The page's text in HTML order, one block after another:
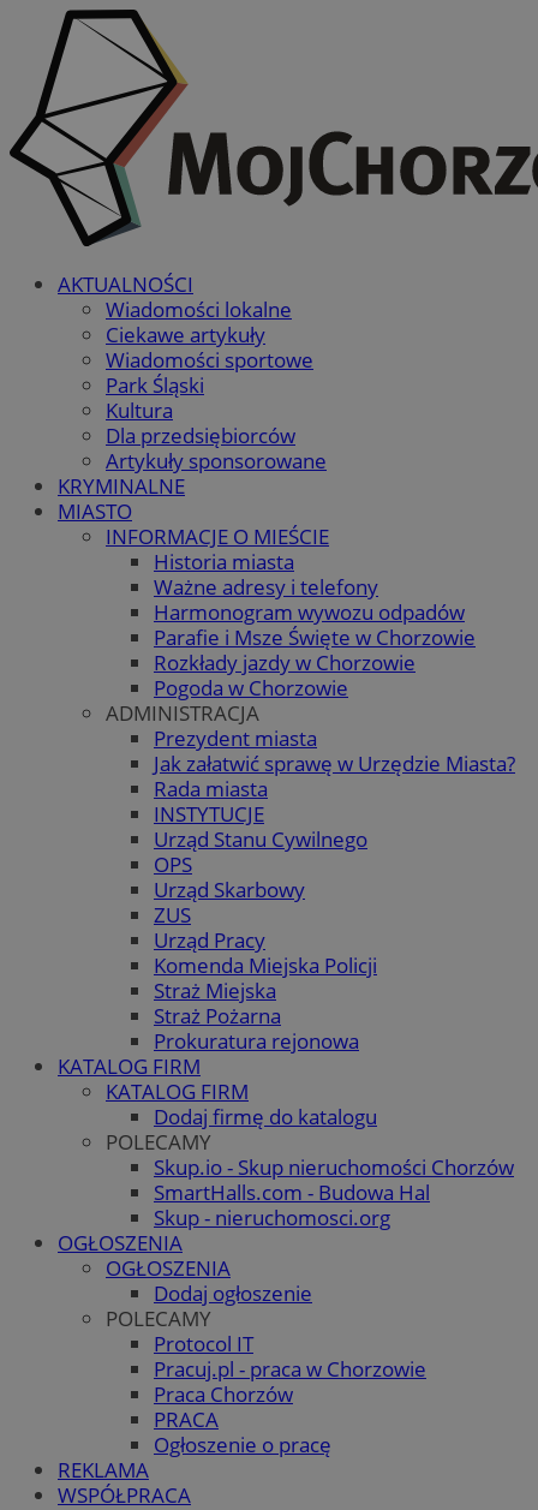
AKTUALNOŚCI
Wiadomości lokalne
Ciekawe artykuły
Wiadomości sportowe
Park Śląski
Kultura
Dla przedsiębiorców
Artykuły sponsorowane
KRYMINALNE
MIASTO
INFORMACJE O MIEŚCIE
Historia miasta
Ważne adresy i telefony
Harmonogram wywozu odpadów
Parafie i Msze Święte w Chorzowie
Rozkłady jazdy w Chorzowie
Pogoda w Chorzowie
ADMINISTRACJA
Prezydent miasta
Jak załatwić sprawę w Urzędzie Miasta?
Rada miasta
INSTYTUCJE
Urząd Stanu Cywilnego
OPS
Urząd Skarbowy
ZUS
Urząd Pracy
Komenda Miejska Policji
Straż Miejska
Straż Pożarna
Prokuratura rejonowa
KATALOG FIRM
KATALOG FIRM
Dodaj firmę do katalogu
POLECAMY
Skup.io - Skup nieruchomości Chorzów
SmartHalls.com - Budowa Hal
Skup - nieruchomosci.org
OGŁOSZENIA
OGŁOSZENIA
Dodaj ogłoszenie
POLECAMY
Protocol IT
Pracuj.pl - praca w Chorzowie
Praca Chorzów
PRACA
Ogłoszenie o pracę
REKLAMA
WSPÓŁPRACA